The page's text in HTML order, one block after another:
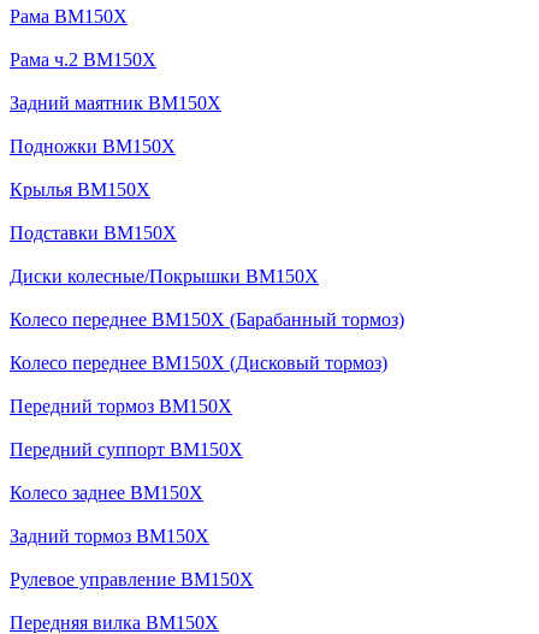
Рама BM150X
Рама ч.2 BM150X
Задний маятник BM150X
Подножки BM150X
Крылья BM150X
Подставки BM150X
Диски колесные/Покрышки BM150X
Колесо переднее BM150X (Барабанный тормоз)
Колесо переднее BM150X (Дисковый тормоз)
Передний тормоз BM150X
Передний суппорт BM150X
Колесо заднее BM150X
Задний тормоз BM150X
Рулевое управление BM150X
Передняя вилка BM150X